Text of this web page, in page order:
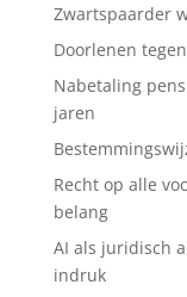
Zwartspaarder
Doorlenen
Nabetaling
jaren
Recht op alle
belang
AI als juridisch
indruk